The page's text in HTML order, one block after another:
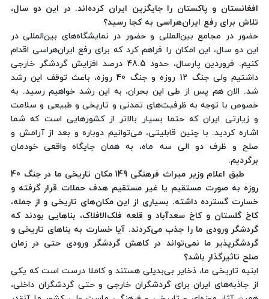
افغانستان و پاکستان را جایگزین ایران کرده‌اند. در این دو سال،
تلاش برای رفع ایران‌هراسی به کجا رسید؟
حضور در مجامع بین‌المللی و حضور در نمایشگاه‌های بین‌المللی در
این دو سال، این امکان را فراهم کرد که برای رفع ایران‌هراسی اقدام
کنیم. فروردین پارسال، حدود 48.5 درصد افزایش گردشگر خارجی
داشتیم ولی جنگ 12 روزه و جنگ 40 روزه، باعث توقف این رشد
شد. الان هم پس از طی این بحران، به این رشد خواهیم رسید. به
خصوص با توجه به ظرفیت‌های تمدنی و تاریخی و طبیعی و سلامت
و زیارتی ایران که حتما بسیار بالاتر از کشورهایی است که شما
اشاره کردید. با چنین قابلیتی، می‌توانیم دوباره و بعد از آرامش و
صلح و ظرف دو الی سه ماه، به همان جایگاه واقعی خودمان
برگردیم.
طبق اعلام وزیر میراث فرهنگی 149 مکان تاریخی ما در جنگ 40
روزه به صورت مستقیم یا غیر مستقیم هدف حملات قرار گرفته و
خسارت گسترده داشته. بسیاری از این مکان‌های تاریخی و از جمله،
کاخ گلستان و کاخ سعدآباد و قلعه فلک‌الافلاک، بناهایی بودند که
گردشگر ورودی ما را جذب می‌کردند. آیا خسارت به بناهای تاریخی و
گردشگرپذیر ما نمی‌تواند در کاهش گردشگر ورودی حتی در زمان
صلح تاثیرگذار باشد؟
ابنیه تاریخی ما، ذخایر بی‌بدیلی هستند و کاملا درست است که یکی
از جاذبه‌های ایران برای گردشگران خارجی و حتی گردشگران داخلی،